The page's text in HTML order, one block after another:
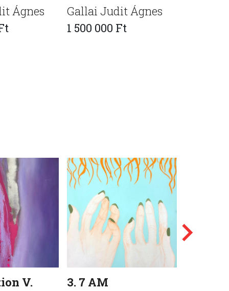
Ágnes
Gallai Judit Ágnes
1 500 000 Ft
V.
3. 7 AM